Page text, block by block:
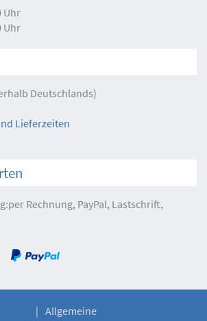
Uhr
Uhr
Deutschlands)
Lieferzeiten
Rechnung, PayPal, Lastschrift,
Allgemeine